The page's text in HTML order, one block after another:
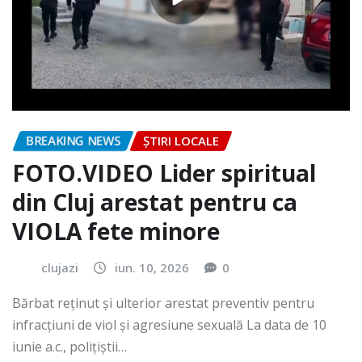
BREAKING NEWS ȘTIRI LOCALE
FOTO.VIDEO Lider spiritual
din Cluj arestat pentru ca
VIOLA fete minore
clujazi iun. 10, 2026 0
Bărbat reținut și ulterior arestat preventiv pentru
infracțiuni de viol și agresiune sexuală La data de 10
iunie a.c., polițiștii…